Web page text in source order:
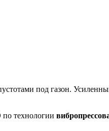
под газон.
технологии